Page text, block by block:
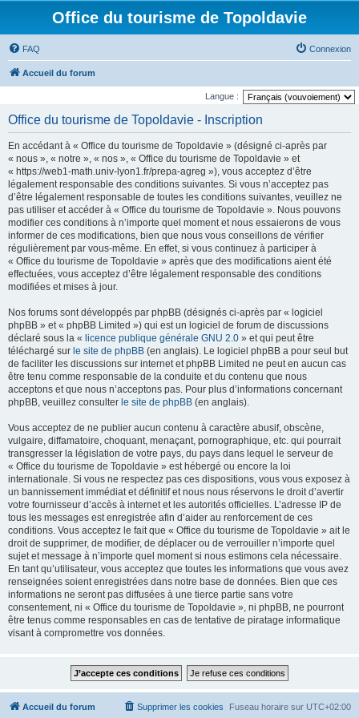
Office du tourisme de Topoldavie
FAQ Connexion
Accueil du forum
Langue :
Office du tourisme de Topoldavie - Inscription
En accédant à « Office du tourisme de Topoldavie » (désigné ci-après par
« nous », « notre », « nos », « Office du tourisme de Topoldavie » et
« https://web1-math.univ-lyon1.fr/prepa-agreg »), vous acceptez d’être
légalement responsable des conditions suivantes. Si vous n’acceptez pas
d’être légalement responsable de toutes les conditions suivantes, veuillez ne
pas utiliser et accéder à « Office du tourisme de Topoldavie ». Nous pouvons
modifier ces conditions à n’importe quel moment et nous essaierons de vous
informer de ces modifications, bien que nous vous conseillons de vérifier
régulièrement par vous-même. En effet, si vous continuez à participer à
« Office du tourisme de Topoldavie » après que des modifications aient été
effectuées, vous acceptez d’être légalement responsable des conditions
modifiées et mises à jour.
Nos forums sont développés par phpBB (désignés ci-après par « logiciel
phpBB » et « phpBB Limited ») qui est un logiciel de forum de discussions
déclaré sous la « licence publique générale GNU 2.0 » et qui peut être
téléchargé sur le site de phpBB (en anglais). Le logiciel phpBB a pour seul but
de faciliter les discussions sur internet et phpBB Limited ne peut en aucun cas
être tenu comme responsable de la conduite et du contenu que nous
acceptons et que nous n’acceptons pas. Pour plus d’informations concernant
phpBB, veuillez consulter le site de phpBB (en anglais).
Vous acceptez de ne publier aucun contenu à caractère abusif, obscène,
vulgaire, diffamatoire, choquant, menaçant, pornographique, etc. qui pourrait
transgresser la législation de votre pays, du pays dans lequel le serveur de
« Office du tourisme de Topoldavie » est hébergé ou encore la loi
internationale. Si vous ne respectez pas ces dispositions, vous vous exposez à
un bannissement immédiat et définitif et nous nous réservons le droit d’avertir
votre fournisseur d’accès à internet et les autorités officielles. L’adresse IP de
tous les messages est enregistrée afin d’aider au renforcement de ces
conditions. Vous acceptez le fait que « Office du tourisme de Topoldavie » ait le
droit de supprimer, de modifier, de déplacer ou de verrouiller n’importe quel
sujet et message à n’importe quel moment si nous estimons cela nécessaire.
En tant qu’utilisateur, vous acceptez que toutes les informations que vous avez
renseignées soient enregistrées dans notre base de données. Bien que ces
informations ne seront pas diffusées à une tierce partie sans votre
consentement, ni « Office du tourisme de Topoldavie », ni phpBB, ne pourront
être tenus comme responsables en cas de tentative de piratage informatique
visant à compromettre vos données.
Accueil du forum Fuseau horaire sur UTC+02:00
Supprimer les cookies